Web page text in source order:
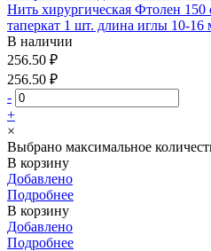
Нить хирургическая Фтолен
таперкат 1 шт. длина иглы 10-16
В наличии
256.50 ₽
256.50 ₽
-
+
×
Выбрано максимальное
В корзину
Добавлено
Подробнее
В корзину
Добавлено
Подробнее